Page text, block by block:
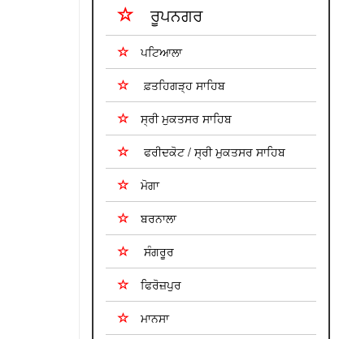
ਰੂਪਨਗਰ
ਪਟਿਆਲਾ
ਫ਼ਤਹਿਗੜ੍ਹ ਸਾਹਿਬ
ਸ੍ਰੀ ਮੁਕਤਸਰ ਸਾਹਿਬ
ਫਰੀਦਕੋਟ / ਸ੍ਰੀ ਮੁਕਤਸਰ ਸਾਹਿਬ
ਮੋਗਾ
ਬਰਨਾਲਾ
ਸੰਗਰੂਰ
ਫਿਰੋਜ਼ਪੁਰ
ਮਾਨਸਾ